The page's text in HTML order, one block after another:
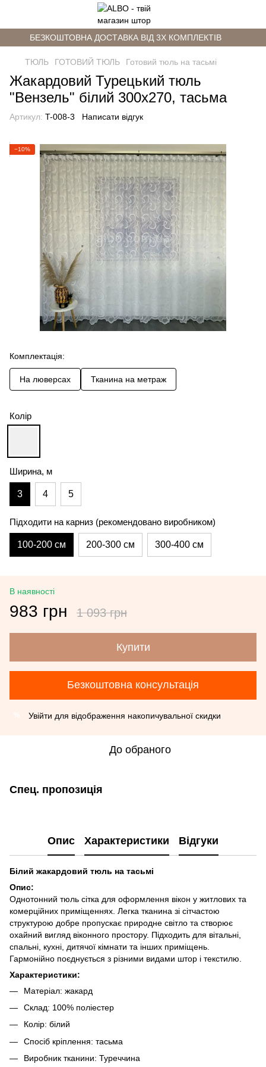
БЕЗКОШТОВНА ДОСТАВКА ВІД 3Х КОМПЛЕКТІВ
ТЮЛЬ ГОТОВИЙ ТЮЛЬ Готовий тюль на тасьмі
Жакардовий Турецький тюль
"Вензель" білий 300х270, тасьма
Артикул: T-008-3 Написати відгук
−10%
Комплектація:
На люверсах Тканина на метраж
Колір
Ширина, м
3 4 5
Підходити на карниз (рекомендовано виробником)
100-200 см 200-300 см 300-400 см
В наявності
983 грн 1 093 грн
Купити
Безкоштовна консультація
Увійти для відображення накопичувальної скидки
До обраного
Спец. пропозиція
Опис Характеристики Відгуки
Білий жакардовий тюль на тасьмі
Опис:
Однотонний тюль сітка для оформлення вікон у житлових та
комерційних приміщеннях. Легка тканина зі сітчастою
структурою добре пропускає природне світло та створює
охайний вигляд віконного простору. Підходить для вітальні,
спальні, кухні, дитячої кімнати та інших приміщень.
Гармонійно поєднується з різними видами штор і текстилю.
Характеристики:
Матеріал: жакард
Склад: 100% поліестер
Колір: білий
Спосіб кріплення: тасьма
Виробник тканини: Туреччина